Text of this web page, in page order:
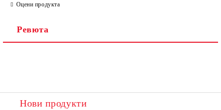
Оцени продукта
Ревюта
Нови продукти